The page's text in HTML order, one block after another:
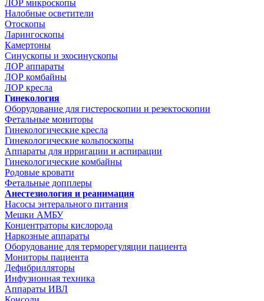
ЛОР микроскопы
Налобные осветители
Отоскопы
Ларингоскопы
Камертоны
Синускопы и эхосинускопы
ЛОР аппараты
ЛОР комбайны
ЛОР кресла
Гинекология
Оборудование для гистероскопии и резектоскопии
Фетальные мониторы
Гинекологические кресла
Гинекологические кольпоскопы
Аппараты для ирригации и аспирации
Гинекологические комбайны
Родовые кровати
Фетальные допплеры
Анестезиология и реанимация
Насосы энтерального питания
Мешки АМБУ
Концентраторы кислорода
Наркозные аппараты
Оборудование для терморегуляции пациента
Мониторы пациента
Дефибрилляторы
Инфузионная техника
Аппараты ИВЛ